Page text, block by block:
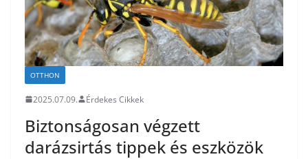
OTTHON
2025.07.09. Érdekes Cikkek
Biztonságosan végzett
darázsirtás tippek és eszközök